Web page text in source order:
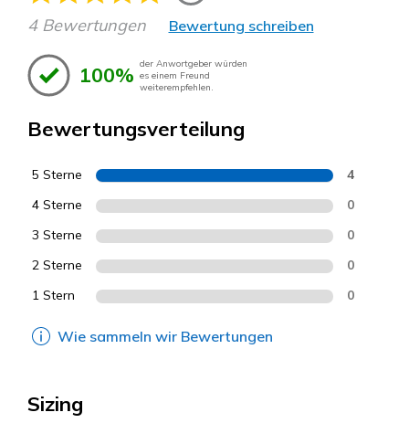
4 Bewertungen Bewertung schreiben
100% der Anwortgeber würden
es einem Freund
weiterempfehlen.
Bewertungsverteilung
5 Sterne 4
4 Sterne 0
3 Sterne 0
2 Sterne 0
1 Stern 0
Wie sammeln wir Bewertungen
Sizing